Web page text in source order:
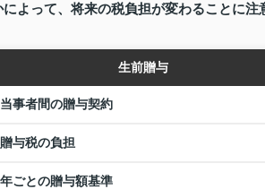
よって、将来の税負担が変わることに注
生前贈与
当事者間の贈与契約
贈与税の負担
年ごとの贈与額基準